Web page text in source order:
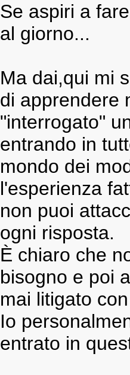
Se aspiri a
al giorno...
Ma dai,qui mi
di apprendere
"interrogato"
entrando in
mondo dei
l'esperienza
non puoi
ogni risposta.
È chiaro che
bisogno e poi
mai litigato
Io
entrato in